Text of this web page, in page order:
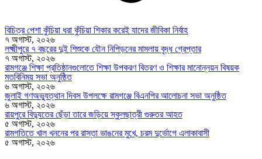
বিচিত্র পেশা কুঁচিয়া ধরা কুঁচিয়া শিকার করেই যাদের জীবিকা নির্বাহ
৭ অগাস্ট, ২০২৬
লক্ষ্মীপুরে ৭ বছরের দুই শিশুকে যৌন নিপিড়নের মামলায় বৃদ্ধ গ্রেপ্তার
৭ অগাস্ট, ২০২৬
রামগঞ্জে শিক্ষা প্রতিষ্ঠানগুলোতে শিক্ষা উপকরণ বিতরণ ও শিক্ষার মানোন্নয়ন বিষয়ক
মতবিনিময় সভা অনুষ্ঠিত
৬ অগাস্ট, ২০২৬
জুলাই গণঅভ্যুত্থান দিবস উপলক্ষে রামগঞ্জে বিএনপির আলোচনা সভা অনুষ্ঠিত
৬ অগাস্ট, ২০২৬
রায়পুরে বিদ্যুতের ছেঁড়া তারে জড়িয়ে স্কুলছাত্রী গুরুতর আহত
৫ অগাস্ট, ২০২৬
রামগতিতে খাল খননের পর রাস্তা ভাঙনের মুখে, চরম দুর্ভোগে এলাকাবাসী
৫ অগাস্ট, ২০২৬